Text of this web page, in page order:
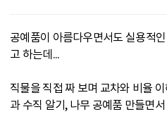
공예품이 아름다우면서도 실용적
고 하는데...
직물을 직접 짜 보며 교차와 비율
과 수직 알기, 나무 공예품 만들면